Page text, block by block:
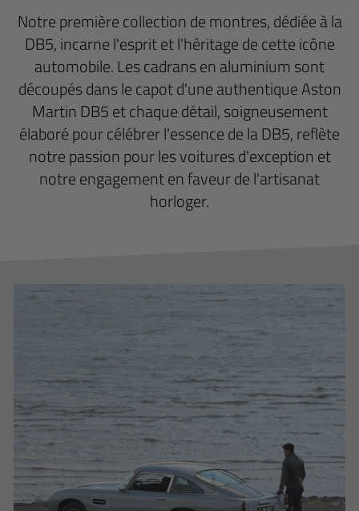
Notre première collection de montres, dédiée à la
DB5, incarne l'esprit et l'héritage de cette icône
automobile. Les cadrans en aluminium sont
découpés dans le capot d'une authentique Aston
Martin DB5 et chaque détail, soigneusement
élaboré pour célébrer l'essence de la DB5, reflète
notre passion pour les voitures d'exception et
notre engagement en faveur de l'artisanat
horloger.